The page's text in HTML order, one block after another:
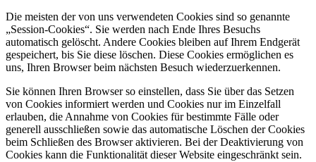
Die meisten der von uns verwendeten Cookies sind so genannte
„Session-Cookies“. Sie werden nach Ende Ihres Besuchs
automatisch gelöscht. Andere Cookies bleiben auf Ihrem Endgerät
gespeichert, bis Sie diese löschen. Diese Cookies ermöglichen es
uns, Ihren Browser beim nächsten Besuch wiederzuerkennen.
Sie können Ihren Browser so einstellen, dass Sie über das Setzen
von Cookies informiert werden und Cookies nur im Einzelfall
erlauben, die Annahme von Cookies für bestimmte Fälle oder
generell ausschließen sowie das automatische Löschen der Cookies
beim Schließen des Browser aktivieren. Bei der Deaktivierung von
Cookies kann die Funktionalität dieser Website eingeschränkt sein.